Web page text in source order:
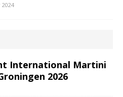
International Martini
2026